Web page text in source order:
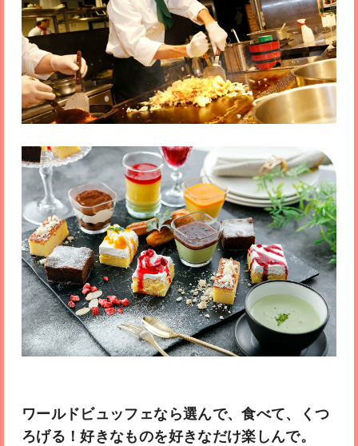
ワールドビュッフェなら選んで、食べて、くつ
ろげる！好きなものを好きなだけ楽しんで。